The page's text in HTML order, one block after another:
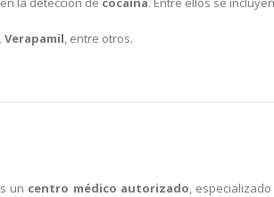
, entre otros.
un centro médico autorizado, especializado